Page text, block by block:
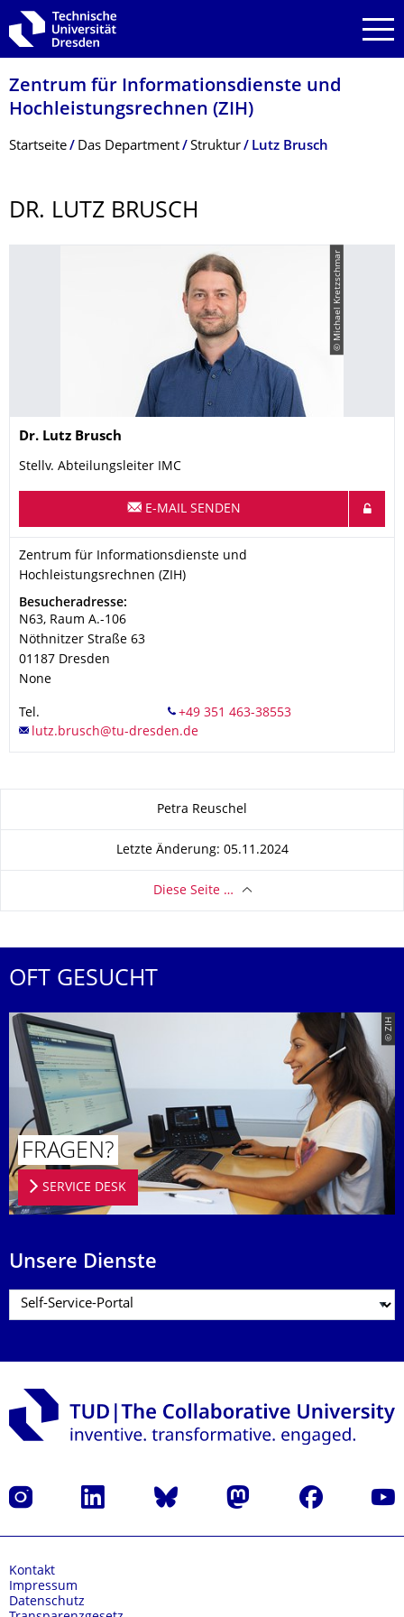
Zur Hauptnavigation springen
Zur Suche springen
Zum Inhalt springen
Zentrum für Informations­dienste und
Hochleistungs­rechnen (ZIH)
Breadcrumb-Menü
Startseite Das Department Struktur Lutz Brusch
DR. LUTZ BRUSCH
© Michael Kretzschmar
Name
Dr. Lutz Brusch
Stellv. Abteilungsleiter IMC
E-MAIL SENDEN
Organisationsname
Zentrum für Informationsdienste und Hochleistungsrechnen
Zentrum für Informationsdienste und
Hochleistungsrechnen (ZIH)
Adresse
Besucheradresse:
N63, Raum A.-106
Nöthnitzer Straße 63
01187 Dresden
None
Tel.
Petra Reuschel
Letzte Änderung: 05.11.2024
Diese Seite …
OFT GESUCHT
© ZIH
FRAGEN?
SERVICE DESK
Unsere Dienste
Instagram LinkedIn Bluesky Mastodon Facebook
Kontakt
Impressum
Datenschutz